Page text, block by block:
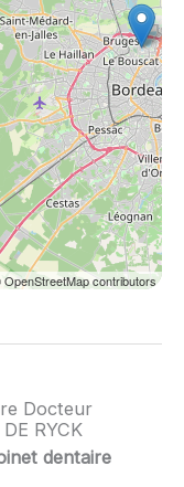
OpenStreetMap contributors
Docteur
RYCK
dentaire